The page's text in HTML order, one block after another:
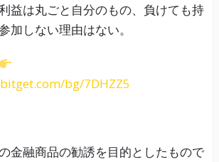
益は丸ごと自分のもの、負けても持
加しない理由はない。
bg/7DHZZ5
金融商品の勧誘を目的としたもので